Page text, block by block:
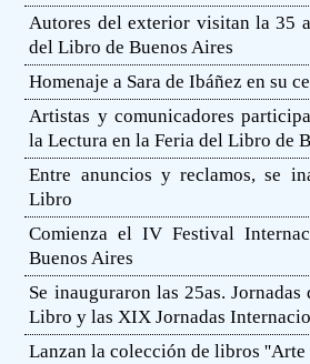
Autores del exterior visitan la 35
del Libro de Buenos Aires
Homenaje a Sara de Ibáñez en su
Artistas y comunicadores
la Lectura en la Feria del Libro de
Entre anuncios y reclamos, se
Libro
Comienza el IV Festival
Buenos Aires
Se inauguraron las 25as.
Libro y las XIX Jornadas
Lanzan la colección de libros ''Arte